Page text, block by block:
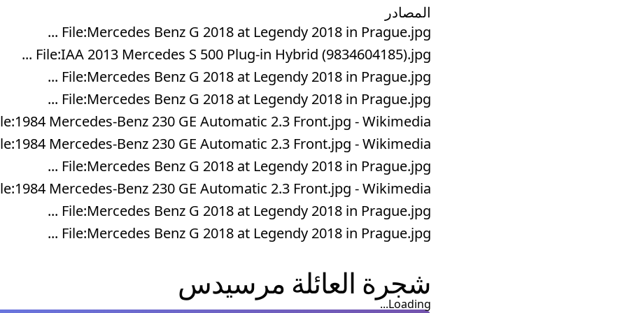
المصادر
File:Mercedes Benz G 2018 at Legendy 2018 in Prague.jpg ...
File:IAA 2013 Mercedes S 500 Plug-in Hybrid (9834604185).jpg ...
File:Mercedes Benz G 2018 at Legendy 2018 in Prague.jpg ...
File:Mercedes Benz G 2018 at Legendy 2018 in Prague.jpg ...
Mercedes-Benz 230 GE Automatic 2.3 Front.jpg - Wikimedia ...
Mercedes-Benz 230 GE Automatic 2.3 Front.jpg - Wikimedia ...
File:Mercedes Benz G 2018 at Legendy 2018 in Prague.jpg ...
Mercedes-Benz 230 GE Automatic 2.3 Front.jpg - Wikimedia ...
File:Mercedes Benz G 2018 at Legendy 2018 in Prague.jpg ...
File:Mercedes Benz G 2018 at Legendy 2018 in Prague.jpg ...
شجرة العائلة مرسيدس
Loading...